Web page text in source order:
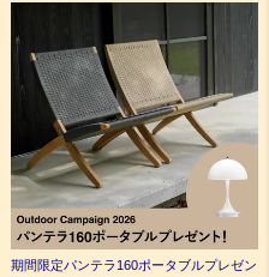
期間限定パンテラ160ポータブルプレゼン